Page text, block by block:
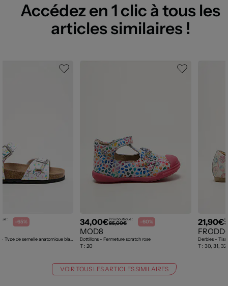
Accédez en 1 clic à tous les
articles similaires !
: -65% 34,00€Prix boutique :
85,00€ -60%
MOD8
Bottillons - Fermeture scratch rose
T : 20
21,90€
Derbies -
T : 30, 31, 32
VOIR TOUS LES ARTICLES SIMILAIRES